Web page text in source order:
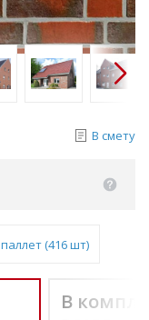
В смету
паллет (416 шт)
В